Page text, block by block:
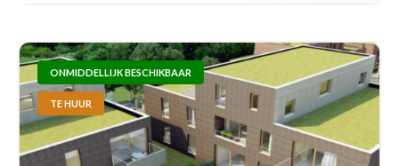
ONMIDDELLIJK BESCHIKBAAR
TE HUUR